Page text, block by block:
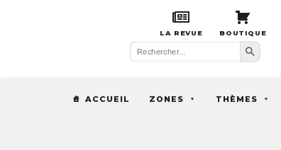
LA REVUE BOUTIQUE
Search
for:
Search Button
ACCUEIL ZONES THÈMES